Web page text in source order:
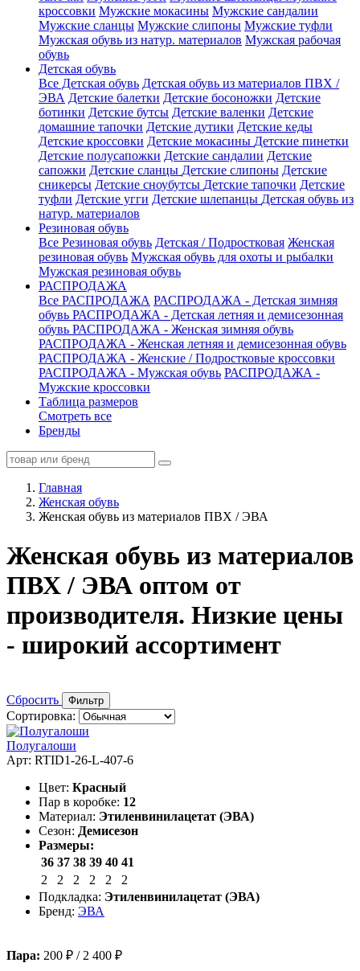
кроссовки Мужские мокасины Мужские сандалии
Мужские сланцы Мужские слипоны Мужские туфли
Мужская обувь из натур. материалов Мужская рабочая
обувь
Детская обувь
Все Детская обувь Детская обувь из материалов ПВХ /
ЭВА Детские балетки Детские босоножки Детские
ботинки Детские бутсы Детские валенки Детские
домашние тапочки Детские дутики Детские кеды
Детские кроссовки Детские мокасины Детские пинетки
Детские полусапожки Детские сандалии Детские
сапожки Детские сланцы Детские слипоны Детские
сникерсы Детские сноубутсы Детские тапочки Детские
туфли Детские угги Детские шлепанцы Детская обувь из
натур. материалов
Резиновая обувь
Все Резиновая обувь Детская / Подростковая Женская
резиновая обувь Мужская обувь для охоты и рыбалки
Мужская резиновая обувь
РАСПРОДАЖА
Все РАСПРОДАЖА РАСПРОДАЖА - Детская зимняя
обувь РАСПРОДАЖА - Детская летняя и демисезонная
обувь РАСПРОДАЖА - Женская зимняя обувь
РАСПРОДАЖА - Женская летняя и демисезонная обувь
РАСПРОДАЖА - Женские / Подростковые кроссовки
РАСПРОДАЖА - Мужская обувь РАСПРОДАЖА -
Мужские кроссовки
Таблица размеров
Смотреть все
Бренды
Главная
Женская обувь
Женская обувь из материалов ПВХ / ЭВА
Женская обувь из материалов
ПВХ / ЭВА оптом от
производителя. Низкие цены
- широкий ассортимент
Сбросить Фильтр
Сортировка:
Полугалоши
Арт: RTID1-26-L-407-6
Цвет: Красный
Пар в коробке: 12
Материал: Этиленвинилацетат (ЭВА)
Сезон: Демисезон
Размеры:
36 37 38 39 40 41
2
2 2 2 2
2
Подкладка: Этиленвинилацетат (ЭВА)
Бренд: ЭВА
Пара: 200 ₽ / 2 400 ₽